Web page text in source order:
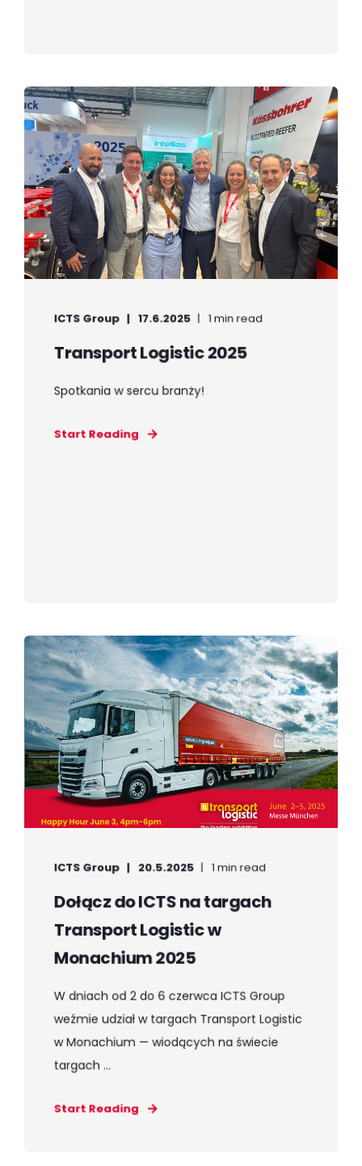
ICTS Group 17.6.2025 1 min read
Transport Logistic 2025
Spotkania w sercu branży!
Start Reading
ICTS Group 20.5.2025 1 min read
Dołącz do ICTS na targach
Transport Logistic w
Monachium 2025
W dniach od 2 do 6 czerwca ICTS Group
weźmie udział w targach Transport Logistic
w Monachium — wiodących na świecie
targach ...
Start Reading